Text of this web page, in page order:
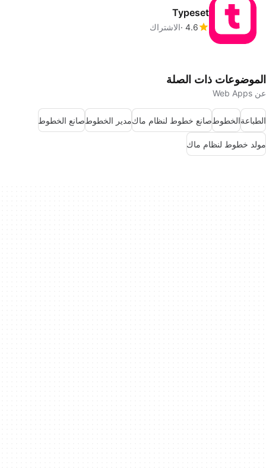
Typeset
4.6 الاشتراك
الموضوعات ذات الصلة
عن Web Apps
الطباعةالخطوطصانع خطوط لنظام ماكمدير الخطوطصانع الخطوط
مولد خطوط لنظام ماك